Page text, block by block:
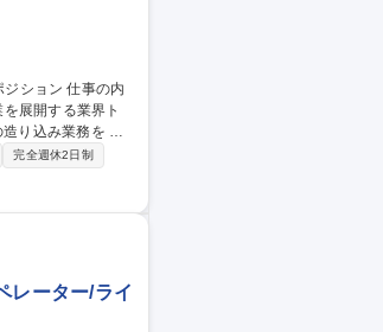
展開する業界ト
込み業務を 担
場での実機を用
です。 【必須】■
備据え付けと実機
完全週休2日制
レーター/ライ